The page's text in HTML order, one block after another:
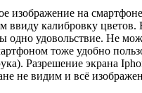
на
ввиду калибровку
одно удовольствие. Не
тоже удобно
Разрешение экрана
не видим и всё